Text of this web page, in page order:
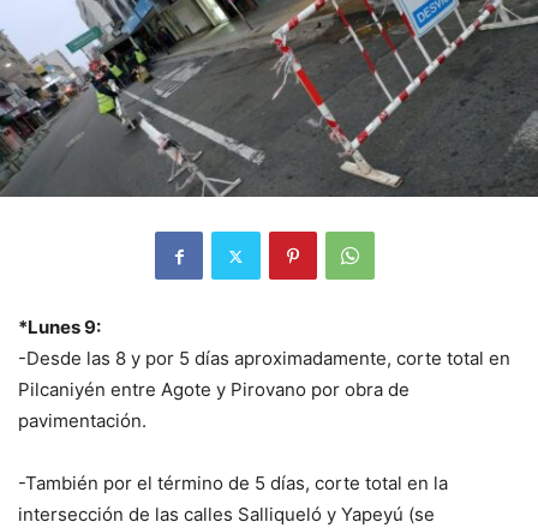
*Lunes 9:
-Desde las 8 y por 5 días aproximadamente, corte total en
Pilcaniyén entre Agote y Pirovano por obra de
pavimentación.
-También por el término de 5 días, corte total en la
intersección de las calles Salliqueló y Yapeyú (se